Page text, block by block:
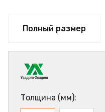
Полный размер
Толщина (мм):